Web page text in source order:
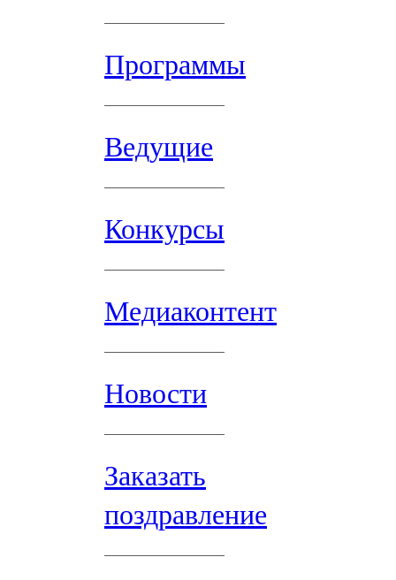
Программы
Ведущие
Конкурсы
Медиаконтент
Новости
Заказать
поздравление